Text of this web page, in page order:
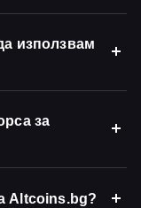
използвам
за
Altcoins.bg?